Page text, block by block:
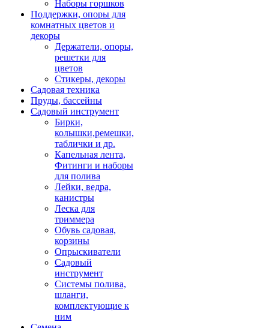
Наборы горшков
Поддержки, опоры для
комнатных цветов и
декоры
Держатели, опоры,
решетки для
цветов
Стикеры, декоры
Садовая техника
Пруды, бассейны
Садовый инструмент
Бирки,
колышки,ремешки,
таблички и др.
Капельная лента,
Фитинги и наборы
для полива
Лейки, ведра,
канистры
Леска для
триммера
Обувь садовая,
корзины
Опрыскиватели
Садовый
инструмент
Системы полива,
шланги,
комплектующие к
ним